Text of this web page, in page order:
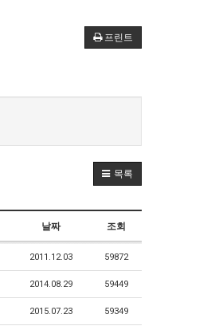
프린트
목록
날짜 조회
2011.12.03 59872
2014.08.29 59449
2015.07.23 59349